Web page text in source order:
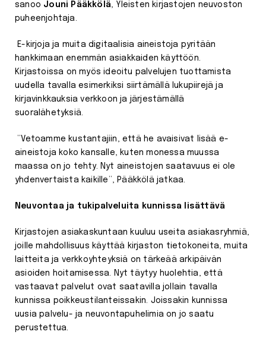
sanoo Jouni Pääkkölä, Yleisten kirjastojen neuvoston
puheenjohtaja.
E-kirjoja ja muita digitaalisia aineistoja pyritään
hankkimaan enemmän asiakkaiden käyttöön.
Kirjastoissa on myös ideoitu palvelujen tuottamista
uudella tavalla esimerkiksi siirtämällä lukupiirejä ja
kirjavinkkauksia verkkoon ja järjestämällä
suoralähetyksiä.
”Vetoamme kustantajiin, että he avaisivat lisää e-
aineistoja koko kansalle, kuten monessa muussa
maassa on jo tehty. Nyt aineistojen saatavuus ei ole
yhdenvertaista kaikille”, Pääkkölä jatkaa.
Neuvontaa ja tukipalveluita kunnissa lisättävä
Kirjastojen asiakaskuntaan kuuluu useita asiakasryhmiä,
joille mahdollisuus käyttää kirjaston tietokoneita, muita
laitteita ja verkkoyhteyksiä on tärkeää arkipäivän
asioiden hoitamisessa. Nyt täytyy huolehtia, että
vastaavat palvelut ovat saatavilla jollain tavalla
kunnissa poikkeustilanteissakin. Joissakin kunnissa
uusia palvelu- ja neuvontapuhelimia on jo saatu
perustettua.